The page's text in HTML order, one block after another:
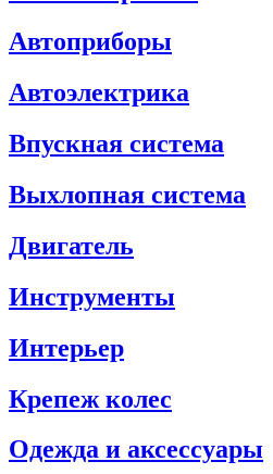
Автоприборы
Автоэлектрика
Впускная система
Выхлопная система
Двигатель
Инструменты
Интерьер
Крепеж колес
Одежда и аксессуары